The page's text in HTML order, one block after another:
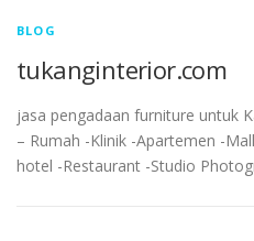
BLOG
tukanginterior.com
jasa pengadaan furniture untuk
– Rumah -Klinik -Apartemen -
hotel -Restaurant -Studio